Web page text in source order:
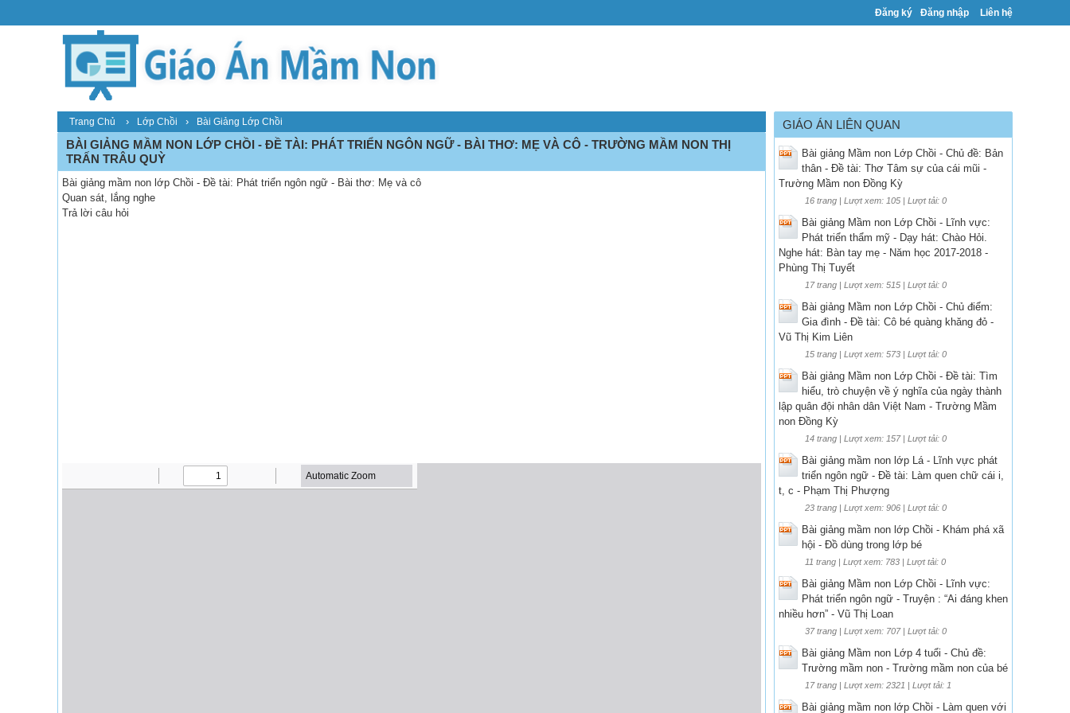
Đăng ký Đăng nhập Liên hệ
Trang Chủ › Lớp Chồi › Bài Giảng Lớp Chồi
BÀI GIẢNG MẦM NON LỚP CHỒI - ĐỀ TÀI: PHÁT TRIỂN NGÔN NGỮ - BÀI THƠ: MẸ VÀ CÔ - TRƯỜNG MẦM NON THỊ
TRẤN TRÂU QUỲ
Bài giảng mầm non lớp Chồi - Đề tài: Phát triển ngôn ngữ - Bài thơ: Mẹ và cô
Quan sát, lắng nghe
Trả lời câu hỏi
GIÁO ÁN LIÊN QUAN
Bài giảng Mầm non Lớp Chồi - Chủ đề: Bản
thân - Đề tài: Thơ Tâm sự của cái mũi -
Trường Mầm non Đồng Kỳ
16 trang | Lượt xem: 105 | Lượt tải: 0
Bài giảng Mầm non Lớp Chồi - Lĩnh vực:
Phát triển thẩm mỹ - Dạy hát: Chào Hỏi.
Nghe hát: Bàn tay mẹ - Năm học 2017-2018 -
Phùng Thị Tuyết
17 trang | Lượt xem: 515 | Lượt tải: 0
Bài giảng Mầm non Lớp Chồi - Chủ điểm:
Gia đình - Đề tài: Cô bé quàng khăng đỏ -
Vũ Thị Kim Liên
15 trang | Lượt xem: 573 | Lượt tải: 0
Bài giảng Mầm non Lớp Chồi - Đề tài: Tìm
hiểu, trò chuyện về ý nghĩa của ngày thành
lập quân đội nhân dân Việt Nam - Trường Mầm
non Đồng Kỳ
14 trang | Lượt xem: 157 | Lượt tải: 0
Bài giảng mầm non lớp Lá - Lĩnh vực phát
triển ngôn ngữ - Đề tài: Làm quen chữ cái i,
t, c - Phạm Thị Phượng
23 trang | Lượt xem: 906 | Lượt tải: 0
Bài giảng mầm non lớp Chồi - Khám phá xã
hội - Đồ dùng trong lớp bé
11 trang | Lượt xem: 783 | Lượt tải: 0
Bài giảng Mầm non Lớp Chồi - Lĩnh vực:
Phát triển ngôn ngữ - Truyện : “Ai đáng khen
nhiều hơn” - Vũ Thị Loan
37 trang | Lượt xem: 707 | Lượt tải: 0
Bài giảng Mầm non Lớp 4 tuổi - Chủ đề:
Trường mầm non - Trường mầm non của bé
17 trang | Lượt xem: 2321 | Lượt tải: 1
Bài giảng mầm non lớp Chồi - Làm quen với